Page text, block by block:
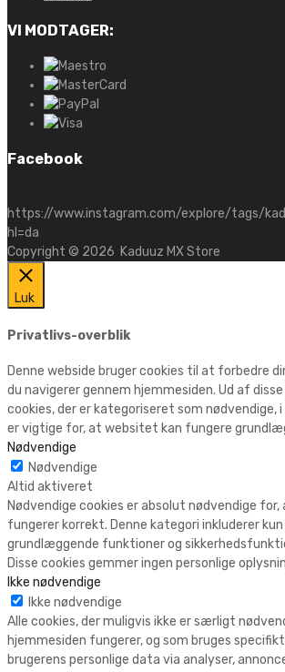
VI MODTAGER:
Facebook
https://www.instagram.com/explore/tags/
hl=da
Copyright © 2026 Kaduuz MX Store
Luk
Privatlivs-overblik
Denne webside bruger cookies til at forbedre
du navigerer gennem hjemmesiden. Ud af
cookies, der er kategoriseret som nødvendige, i
er vigtige for, at websitet kan fungere
Nødvendige
Nødvendige
Altid aktiveret
Nødvendige cookies er absolut nødvendige
fungerer korrekt. Denne kategori inkluderer
grundlæggende funktioner og
Disse cookies gemmer ingen personlige
Ikke nødvendige
Ikke nødvendige
Alle cookies, der muligvis ikke er særligt
hjemmesiden fungerer, og som bruges
brugerens personlige data via analyser,